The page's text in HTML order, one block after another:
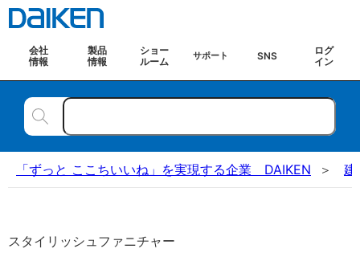
会社
情報
製品
情報
ショー
ルーム
サポート SNS
ログ
イン
「ずっと ここちいいね」を実現する企業 DAIKEN 建
スタイリッシュファニチャー